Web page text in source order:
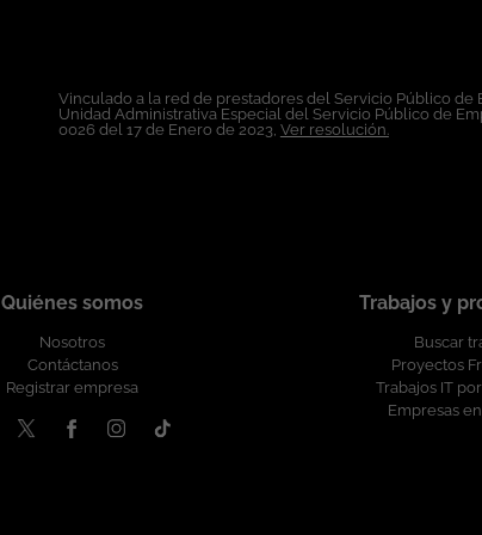
Vinculado a la red de prestadores del Servicio Público de
Unidad Administrativa Especial del Servicio Público de
0026 del 17 de Enero de 2023, Ver resolución.
Quiénes somos
Nosotros
Contáctanos
Registrar empresa
Trabajos y
Buscar
Proyectos
Trabajos IT
Empresas